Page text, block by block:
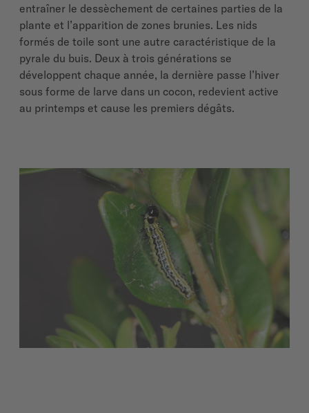
entraîner le dessèchement de certaines parties de la
plante et l’apparition de zones brunies. Les nids
formés de toile sont une autre caractéristique de la
pyrale du buis. Deux à trois générations se
développent chaque année, la dernière passe l’hiver
sous forme de larve dans un cocon, redevient active
au printemps et cause les premiers dégâts.